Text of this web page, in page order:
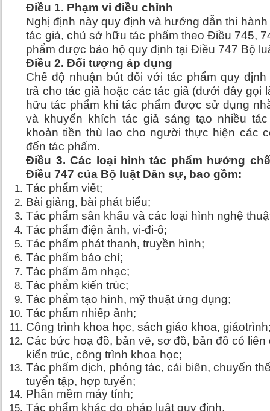
Điều 1. Phạm vi điều chỉnh
Nghị định này quy định và hướng dẫn thi
tác giả, chủ sở hữu tác phẩm theo Điều 745,
phẩm được bảo hộ quy định tại Điều 747 Bộ
Điều 2. Đối tượng áp dụng
Chế độ nhuận bút đối với tác phẩm quy
trả cho tác giả hoặc các tác giả (dưới đây gọi
hữu tác phẩm khi tác phẩm được sử dụng
và khuyến khích tác giả sáng tạo nhiều
khoản tiền thù lao cho người thực hiện các
đến tác phẩm.
Điều 3. Các loại hình tác phẩm hưởng
Điều 747 của Bộ luật Dân sự, bao gồm:
Tác phẩm viết;
Bài giảng, bài phát biểu;
Tác phẩm sân khấu và các loại hình nghệ
Tác phẩm điện ảnh, vi-đi-ô;
Tác phẩm phát thanh, truyền hình;
Tác phẩm báo chí;
Tác phẩm âm nhạc;
Tác phẩm kiến trúc;
Tác phẩm tạo hình, mỹ thuật ứng dụng;
Tác phẩm nhiếp ảnh;
Công trình khoa học, sách giáo khoa,
Các bức hoạ đồ, bản vẽ, sơ đồ, bản đồ có
kiến trúc, công trình khoa học;
Tác phẩm dịch, phóng tác, cải biên, chuyển
tuyển tập, hợp tuyển;
Phần mềm máy tính;
Tác phẩm khác do pháp luật quy định.